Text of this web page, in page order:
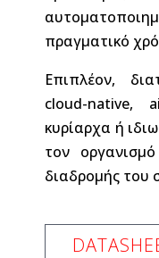
πραγματικό
Επιπλέον,
cloud-native,
κυρίαρχα ή
τον
διαδρομής του